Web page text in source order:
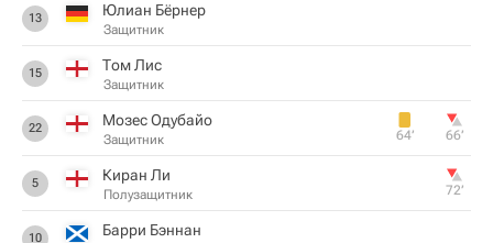
13 Юлиан Бёрнер
Защитник
15 Том Лис
Защитник
22 Мозес Одубайо
Защитник 64‎’‎ 66‎’‎
5 Киран Ли
Полузащитник 72‎’‎
10 Барри Бэннан